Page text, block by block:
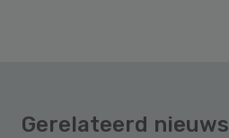
Gerelateerd nieuws